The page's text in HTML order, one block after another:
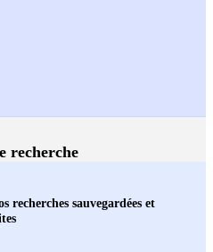
recherche
recherches sauvegardées et